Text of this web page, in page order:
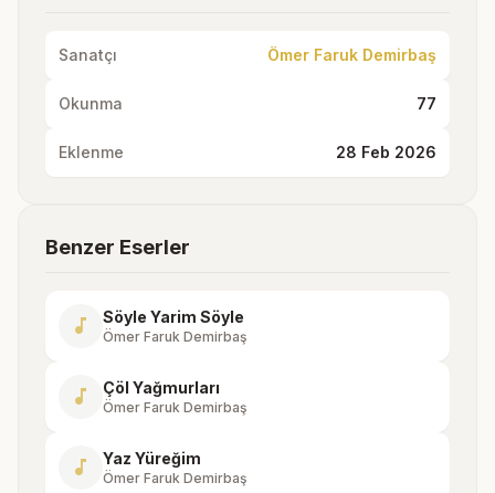
Sanatçı Ömer Faruk Demirbaş
Okunma 77
Eklenme 28 Feb 2026
Benzer Eserler
music_note Söyle Yarim Söyle
Ömer Faruk Demirbaş
music_note Çöl Yağmurları
Ömer Faruk Demirbaş
music_note Yaz Yüreğim
Ömer Faruk Demirbaş